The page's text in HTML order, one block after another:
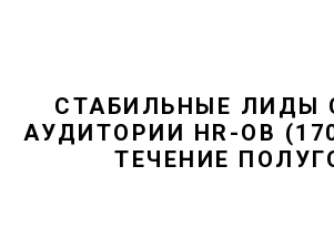
СТАБИЛЬНЫЕ ЛИДЫ
АУДИТОРИИ HR-ОВ
ТЕЧЕНИЕ